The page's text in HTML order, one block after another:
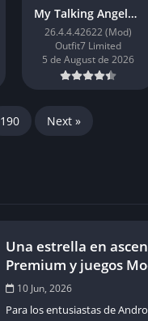
My Talking Angela 2: Dinero Infinito
26.4.4.42622 (Mod)
Outfit7 Limited
5 de August de 2026
190 Next »
Una estrella en
Premium y juegos
10 Jun, 2026
Para los entusiastas de